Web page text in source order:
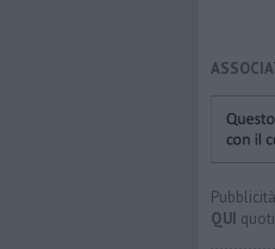
Pubblicità
QUI